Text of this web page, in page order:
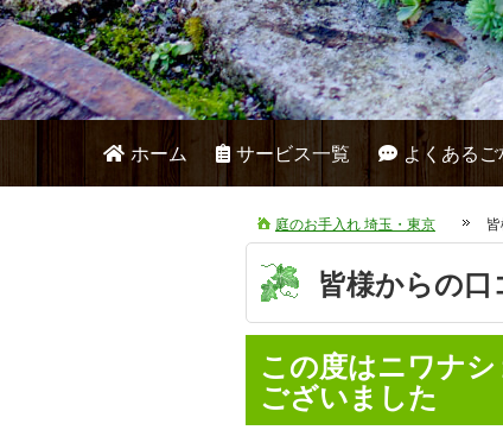
ホーム サービス一覧 よくある
庭のお手入れ 埼玉・東京
皆様からの
この度はニワナ
ございました